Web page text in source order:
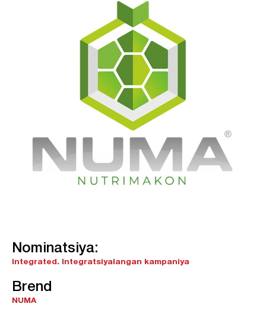
Nominatsiya:
Integrated. Integratsiyalangan kampaniya
Brend
NUMA